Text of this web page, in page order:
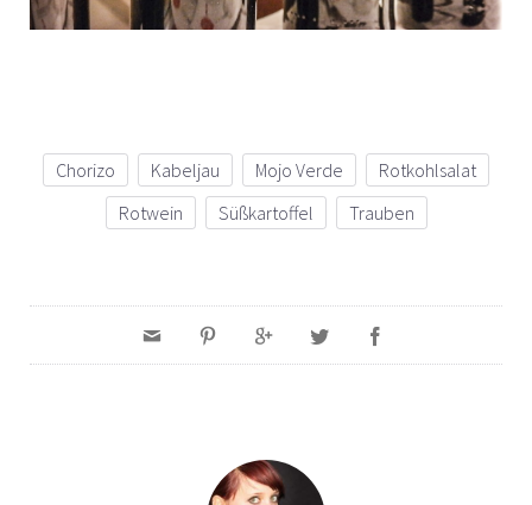
Chorizo Kabeljau Mojo Verde
Rotkohlsalat
Rotwein
Süßkartoffel Trauben